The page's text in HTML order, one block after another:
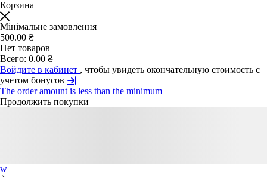
Корзина
Мінімальне замовлення
500.00 ₴
Нет товаров
Всего: 0.00 ₴
Войдите в кабинет , чтобы увидеть окончательную стоимость с
учетом бонусов
The order amount is less than the minimum
Продолжить покупки
w